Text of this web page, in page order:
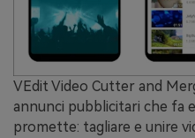
VEdit Video Cutter and
annunci pubblicitari che fa
promette: tagliare e unire